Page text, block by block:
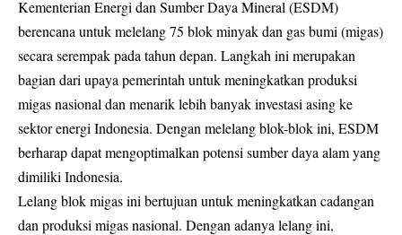
Kementerian Energi dan Sumber Daya Mineral (ESDM)
berencana untuk melelang 75 blok minyak dan gas bumi (migas)
secara serempak pada tahun depan. Langkah ini merupakan
bagian dari upaya pemerintah untuk meningkatkan produksi
migas nasional dan menarik lebih banyak investasi asing ke
sektor energi Indonesia. Dengan melelang blok-blok ini, ESDM
berharap dapat mengoptimalkan potensi sumber daya alam yang
dimiliki Indonesia.
Lelang blok migas ini bertujuan untuk meningkatkan cadangan
dan produksi migas nasional. Dengan adanya lelang ini,